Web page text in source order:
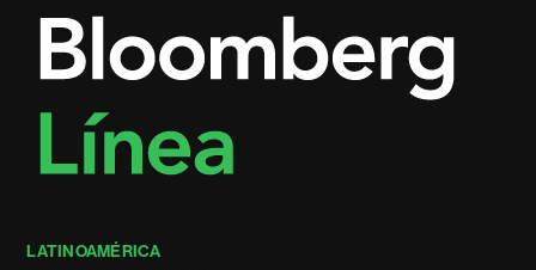
LATINOAMÉRICA